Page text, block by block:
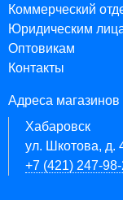
Коммерческий
Юридическим
Оптовикам
Контакты
Адреса магазинов
Хабаровск
ул. Шкотова,
+7 (421) 247-